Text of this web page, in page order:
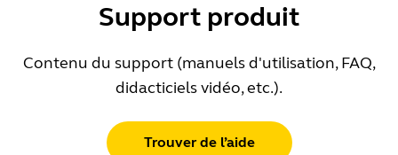
Support produit
Contenu du support (manuels d'utilisation, FAQ,
didacticiels vidéo, etc.).
Trouver de l’aide